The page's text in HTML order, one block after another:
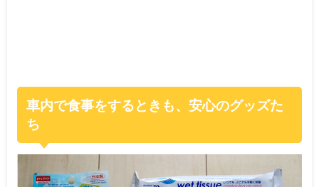
車内で食事をするときも、安心のグッズた
ち